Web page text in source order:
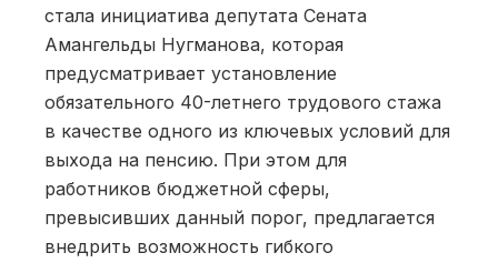
стала инициатива депутата Сената
Амангельды Нугманова, которая
предусматривает установление
обязательного 40-летнего трудового стажа
в качестве одного из ключевых условий для
выхода на пенсию. При этом для
работников бюджетной сферы,
превысивших данный порог, предлагается
внедрить возможность гибкого